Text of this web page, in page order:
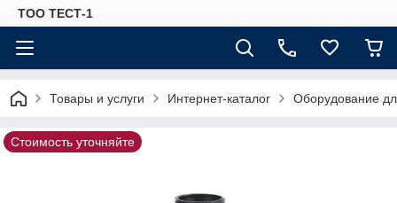
ТОО ТЕСТ-1
Товары и услуги Интернет-каталог Оборудование
Стоимость уточняйте